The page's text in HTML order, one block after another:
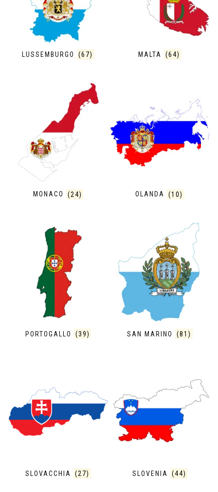
LUSSEMBURGO (67) MALTA (64)
MONACO (24) OLANDA (10)
PORTOGALLO (39) SAN MARINO (81)
SLOVACCHIA (27) SLOVENIA (44)